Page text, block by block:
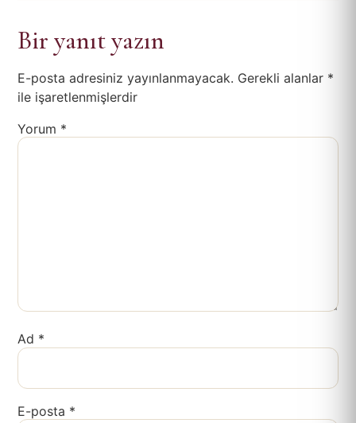
Bir yanıt yazın
E-posta adresiniz yayınlanmayacak. Gerekli alanlar *
ile işaretlenmişlerdir
Yorum *
Ad *
E-posta *